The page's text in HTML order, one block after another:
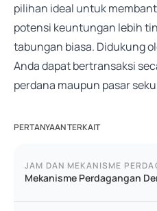
pilihan ideal untuk
potensi keuntungan lebih
tabungan biasa. Didukung
Anda dapat bertransaksi
perdana maupun pasar
PERTANYAAN TERKAIT
JAM DAN MEKANISME
Mekanisme Perdagangan